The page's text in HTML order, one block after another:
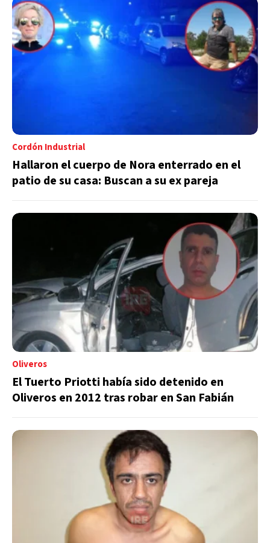
Cordón Industrial
Hallaron el cuerpo de Nora enterrado en el
patio de su casa: Buscan a su ex pareja
Oliveros
El Tuerto Priotti había sido detenido en
Oliveros en 2012 tras robar en San Fabián